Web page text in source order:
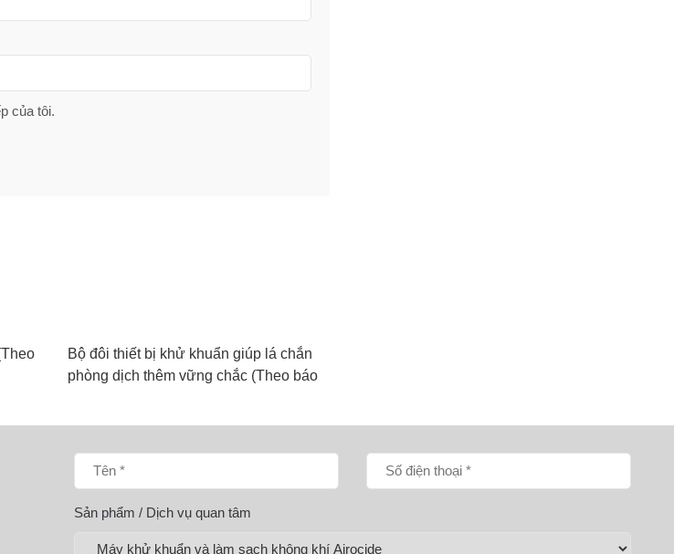
của tôi.
Bộ đôi thiết bị khử khuẩn giúp lá chắn
phòng dịch thêm vững chắc (Theo báo
Sản phẩm / Dịch vụ quan tâm